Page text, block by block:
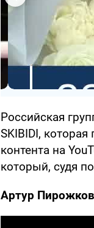
Российская
SKIBIDI,
контента на
который, судя
Артур